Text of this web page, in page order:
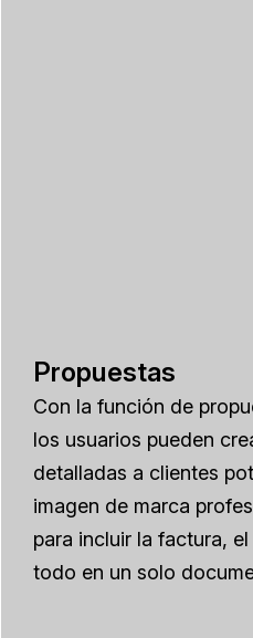
Propuestas
Con la función de
los usuarios pueden
detalladas a clientes
imagen de marca
para incluir la factura,
todo en un solo